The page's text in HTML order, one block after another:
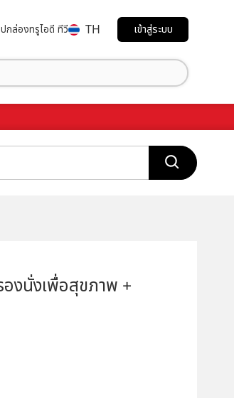
กล่องทรูไอดี ทีวี TH เข้าสู่ระบบ
งนั่งเพื่อสุขภาพ +